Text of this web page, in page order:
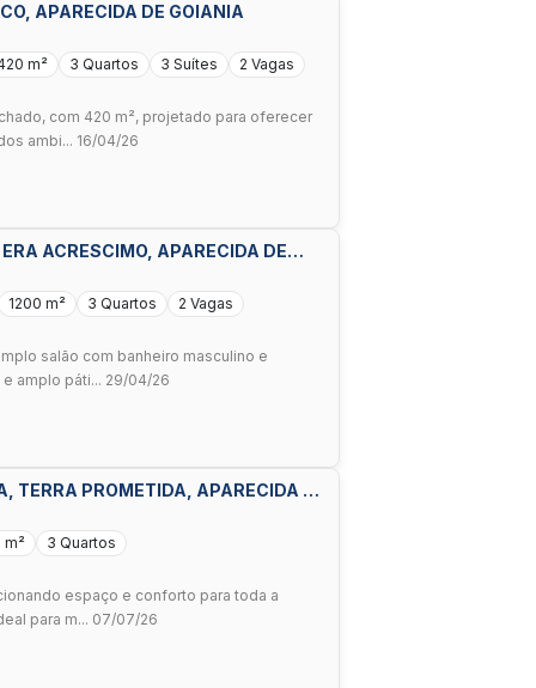
APARECIDA DE GOIANIA
m² 3 Quartos 3 Suítes 2 Vagas
com 420 m², projetado para oferecer
ambi... 16/04/26
ACRESCIMO, APARECIDA DE
1200 m² 3 Quartos 2 Vagas
salão com banheiro masculino e
amplo páti... 29/04/26
TERRA PROMETIDA, APARECIDA DE
m² 3 Quartos
espaço e conforto para toda a
para m... 07/07/26